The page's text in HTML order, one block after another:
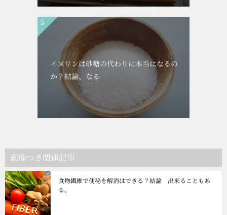
イヌリンは砂糖の代わりに本当になるの
か？結論、なる
画像つき関連記事
食物繊維で便秘を解消はできる？結論 出来ることもあ
る。